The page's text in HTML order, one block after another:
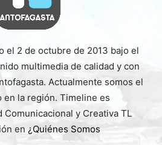
el 2 de octubre de 2013 bajo el
multimedia de calidad y con
Actualmente somos el
en la región. Timeline es
Comunicacional y Creativa TL
en ¿Quiénes Somos